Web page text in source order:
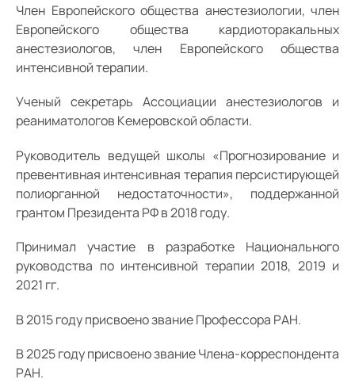
Член Европейского общества анестезиологии, член
Европейского общества кардиоторакальных
анестезиологов, член Европейского общества
интенсивной терапии.
Ученый секретарь Ассоциации анестезиологов и
реаниматологов Кемеровской области.
Руководитель ведущей школы «Прогнозирование и
превентивная интенсивная терапия персистирующей
полиорганной недостаточности», поддержанной
грантом Президента РФ в 2018 году.
Принимал участие в разработке Национального
руководства по интенсивной терапии 2018, 2019 и
2021 гг.
В 2015 году присвоено звание Профессора РАН.
В 2025 году присвоено звание Члена-корреспондента
РАН.